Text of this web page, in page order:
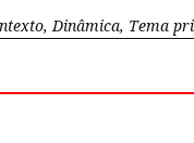
Dinâmica, Tema